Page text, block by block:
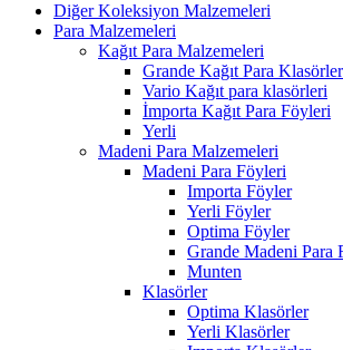
Diğer Koleksiyon Malzemeleri
Para Malzemeleri
Kağıt Para Malzemeleri
Grande Kağıt Para
Vario Kağıt para klasörleri
İmporta Kağıt Para Föyleri
Yerli
Madeni Para Malzemeleri
Madeni Para Föyleri
Importa Föyler
Yerli Föyler
Optima Föyler
Grande Madeni Para
Munten
Klasörler
Optima Klasörler
Yerli Klasörler